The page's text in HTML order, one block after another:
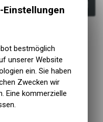
bestmöglich
unserer Website
ein. Sie haben
Zwecken wir
Eine kommerzielle